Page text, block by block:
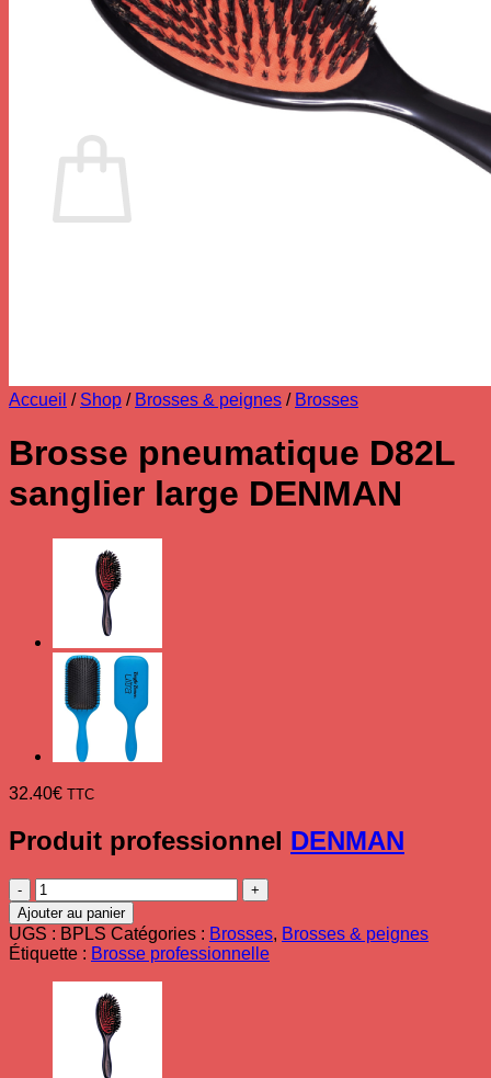
Votre panier est vide.
Retour à la boutique
Accueil / Shop / Brosses & peignes / Brosses
Brosse pneumatique D82L
sanglier large DENMAN
32.40€ TTC
Produit professionnel DENMAN
quantité
de
Brosse
pneumatique
D82L
sanglier
DENMAN
Ajouter au panier
UGS : BPLS Catégories : Brosses, Brosses & peignes
Étiquette : Brosse professionnelle